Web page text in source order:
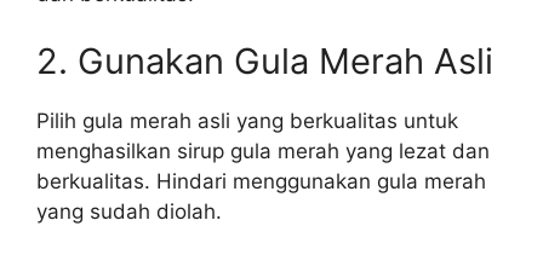
2. Gunakan Gula Merah Asli
Pilih gula merah asli yang berkualitas untuk
menghasilkan sirup gula merah yang lezat dan
berkualitas. Hindari menggunakan gula merah
yang sudah diolah.